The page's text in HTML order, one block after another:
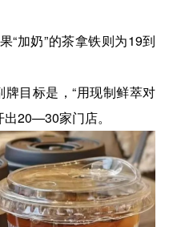
“加奶”的茶拿铁则为19到
目标是，“用现制鲜萃对
20—30家门店。